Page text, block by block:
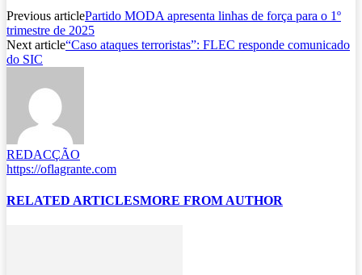
Previous articlePartido MODA apresenta linhas de força para o 1º
trimestre de 2025
Next article“Caso ataques terroristas”: FLEC responde comunicado
do SIC
REDACÇÃO
https://oflagrante.com
RELATED ARTICLESMORE FROM AUTHOR